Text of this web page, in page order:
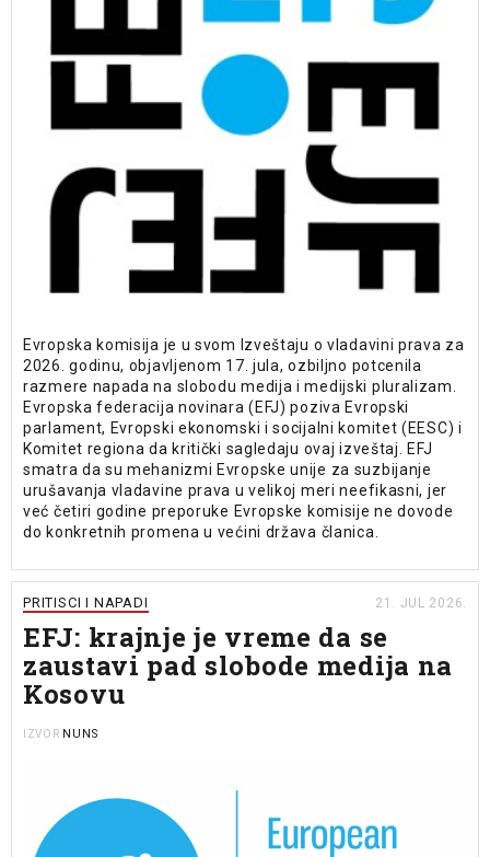
Evropska komisija je u svom Izveštaju o vladavini prava za
2026. godinu, objavljenom 17. jula, ozbiljno potcenila
razmere napada na slobodu medija i medijski pluralizam.
Evropska federacija novinara (EFJ) poziva Evropski
parlament, Evropski ekonomski i socijalni komitet (EESC) i
Komitet regiona da kritički sagledaju ovaj izveštaj. EFJ
smatra da su mehanizmi Evropske unije za suzbijanje
urušavanja vladavine prava u velikoj meri neefikasni, jer
već četiri godine preporuke Evropske komisije ne dovode
do konkretnih promena u većini država članica.
PRITISCI I NAPADI 21. JUL 2026.
EFJ: krajnje je vreme da se
zaustavi pad slobode medija na
Kosovu
IZVOR NUNS